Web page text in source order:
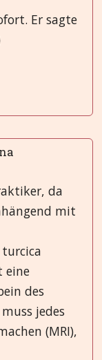
Er sagte
da
mit
eine
des
jedes
(MRI),